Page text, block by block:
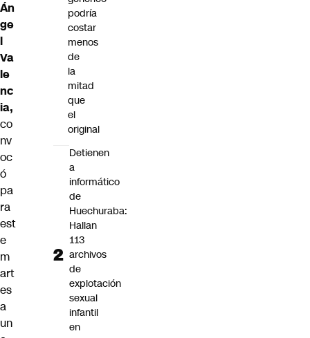
Án
ge
l
Va
le
nc
ia,
co
nv
oc
ó
pa
ra
est
e
m
art
es
a
un
podría
costar
menos
de
la
mitad
que
el
original
Detienen
a
informático
de
Huechuraba:
Hallan
113
archivos
de
explotación
sexual
infantil
en